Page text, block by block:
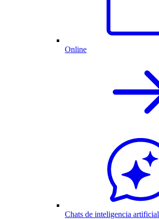
Online
Chats de inteligencia artificial